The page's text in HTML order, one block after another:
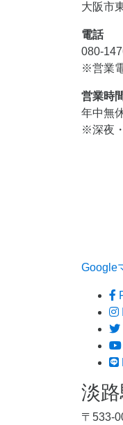
大阪市
電話
080-
※営業
営業時
年中無
※深夜
Google
淡
〒533-